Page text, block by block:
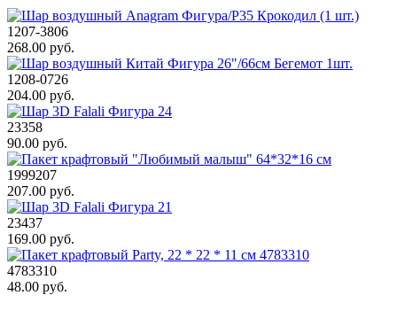
1207-3806
268.00 руб.
1208-0726
204.00 руб.
23358
90.00 руб.
1999207
207.00 руб.
23437
169.00 руб.
4783310
48.00 руб.